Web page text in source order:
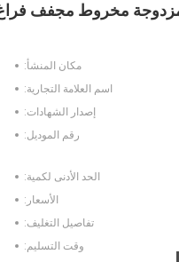
مزدوجة مخروط مجفف
مكان المنشأ:
اسم العلامة التجارية:
إصدار الشهادات:
رقم الموديل:
الحد الأدنى لكمية:
الأسعار:
تفاصيل التغليف:
وقت التسليم: